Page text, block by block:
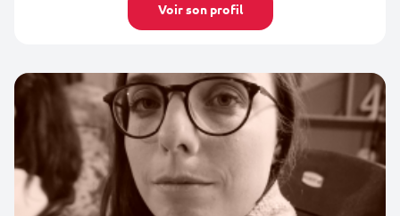
Voir son profil